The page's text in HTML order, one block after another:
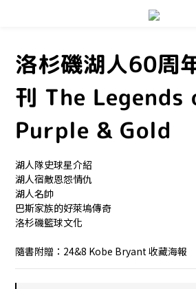
洛杉磯湖人60周
刊 The Legends
Purple & Gold
湖人隊史球星介紹
湖人宿敵恩怨情仇
湖人名帥
巴斯家族的好萊塢傳奇
洛杉磯籃球文化
隨書附贈：24&8 Kobe Bryant 收藏海報